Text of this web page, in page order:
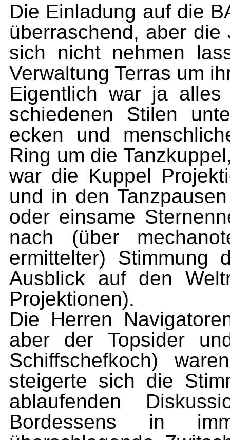
Die Einladung auf die
überraschend, aber
sich nicht nehmen
Verwaltung Terras um
Eigentlich war ja
schiedenen Stilen
ecken und
Ring um die
war die Kuppel
und in den
oder einsame
nach (über
ermittelter)
Ausblick auf den
Projektionen).
Die Herren
aber der Topsider
Schiffschefkoch)
steigerte sich die
ablaufenden
Bordessens in